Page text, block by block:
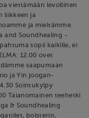
viettämään levollinen
liikkeen ja
ja mieltämme.
and Soundhealing -
sopii kaikille, ei
12.00 ovet
saapumaan
ja Yin joogan-
Sointukylpy
Taianomainen teehetki
& Soundhealing
bolsterin,